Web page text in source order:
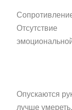
Отсутствие
Опускаются
лучше